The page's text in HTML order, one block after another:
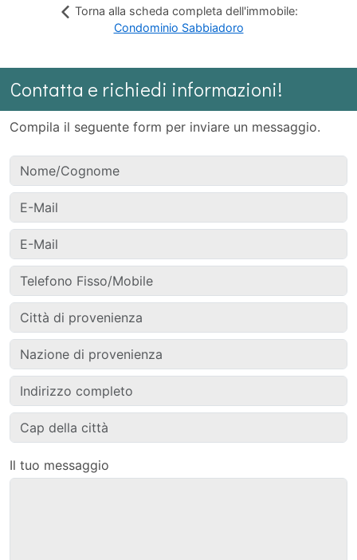
Torna alla scheda completa dell'immobile:
Condominio Sabbiadoro
Contatta e richiedi informazioni!
Compila il seguente form per inviare un messaggio.
Il tuo messaggio